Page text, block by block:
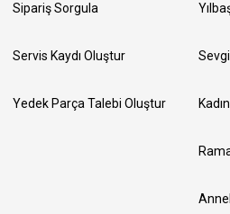
Sipariş Sorgula
Servis Kaydı Oluştur
Yedek Parça Talebi Oluştur